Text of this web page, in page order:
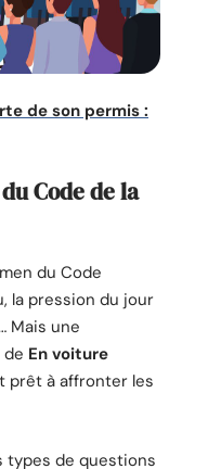
de son permis :
Code de la
du Code
la pression du jour
Mais une
En voiture
prêt à affronter les
types de questions